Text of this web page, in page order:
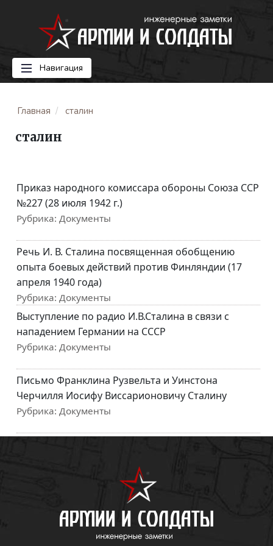
Навигация
Главная сталин
сталин
Приказ народного комиссара обороны Союза ССР
№227 (28 июля 1942 г.)
Рубрика:Документы
Речь И. В. Сталина посвященная обобщению
опыта боевых действий против Финляндии (17
апреля 1940 года)
Рубрика: Документы
Выступление по радио И.В.Сталина в связи с
нападением Германии на СССР
Рубрика: Документы
Письмо Франклина Рузвельта и Уинстона
Черчилля Иосифу Виссарионовичу Сталину
Рубрика: Документы